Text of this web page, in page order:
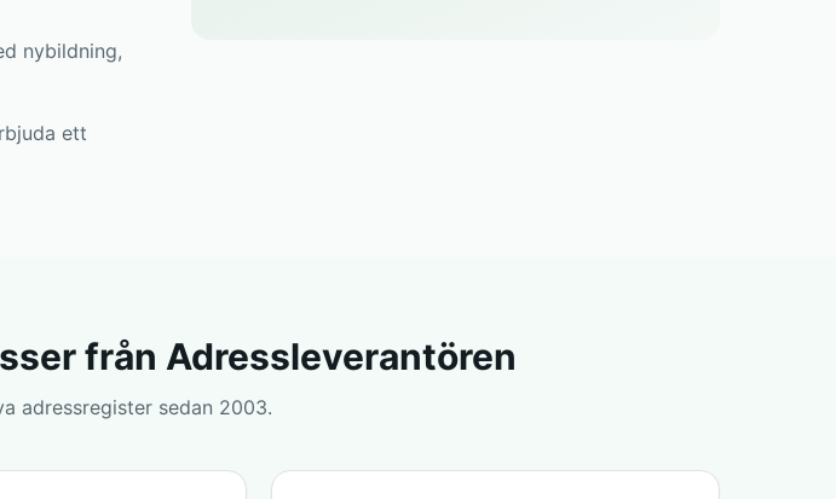
nybildning,
ett
från Adressleverantören
adressregister sedan 2003.